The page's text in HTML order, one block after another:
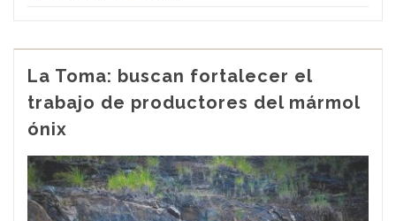
La Toma: buscan fortalecer el
trabajo de productores del mármol
ónix